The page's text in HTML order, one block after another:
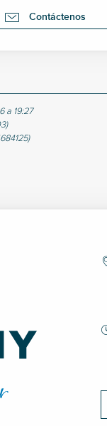
Contáctenos
a 19:27
)